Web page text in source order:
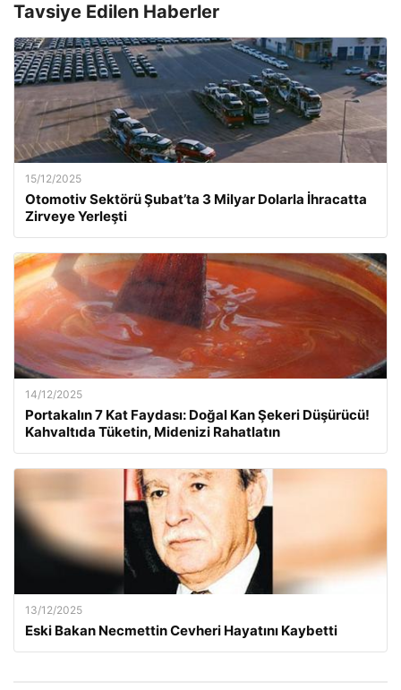
Tavsiye Edilen Haberler
15/12/2025
Otomotiv Sektörü Şubat’ta 3 Milyar Dolarla İhracatta
Zirveye Yerleşti
14/12/2025
Portakalın 7 Kat Faydası: Doğal Kan Şekeri Düşürücü!
Kahvaltıda Tüketin, Midenizi Rahatlatın
13/12/2025
Eski Bakan Necmettin Cevheri Hayatını Kaybetti